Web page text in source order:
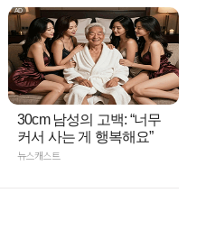
30cm 남성의 고백: “너무
커서 사는 게 행복해요”
뉴스캐스트